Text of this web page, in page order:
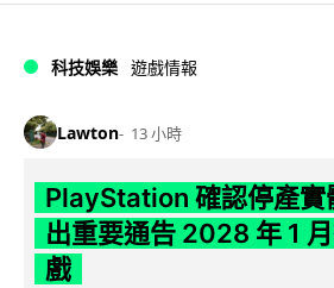
科技娛樂 遊戲情報
Lawton 13 小時
PlayStation 確認停產實
出重要通告 2028 年 1
戲